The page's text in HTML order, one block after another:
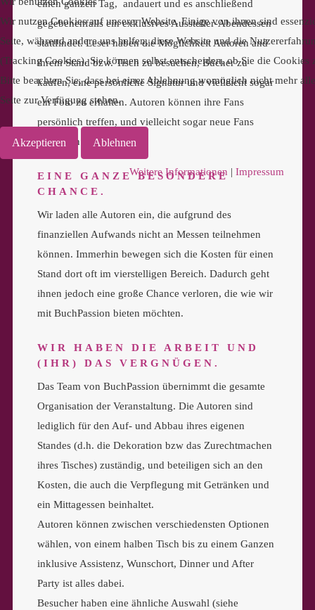
einen ganzen Tag, andauert und es anschließend
gegebenenfalls ein exklusives Aussteller-Abendessen
stattfindet. Leser haben die Möglichkeit Autoren and
ihrem Stand bzw. Tisch zu besuchen, Bücher zu
kaufen, eine persönliche Signatur und vielleicht sogar
ein Foto zu erhalten. Autoren können ihre Fans
persönlich treffen, und vielleicht sogar neue Fans
gewinnen.
EINE GANZE BESONDERE
CHANCE.
Wir laden alle Autoren ein, die aufgrund des
finanziellen Aufwands nicht an Messen teilnehmen
können. Immerhin bewegen sich die Kosten für einen
Stand dort oft im vierstelligen Bereich. Dadurch geht
ihnen jedoch eine große Chance verloren, die wie wir
mit BuchPassion bieten möchten.
WIR HABEN DIE ARBEIT UND
(IHR) DAS VERGNÜGEN.
Das Team von BuchPassion übernimmt die gesamte
Organisation der Veranstaltung. Die Autoren sind
lediglich für den Auf- und Abbau ihres eigenen
Standes (d.h. die Dekoration bzw das Zurechtmachen
ihres Tisches) zuständig, und beteiligen sich an den
Kosten, die auch die Verpflegung mit Getränken und
ein Mittagessen beinhaltet.
Autoren können zwischen verschiedensten Optionen
wählen, von einem halben Tisch bis zu einem Ganzen
inklusive Assistenz, Wunschort, Dinner und After
Party ist alles dabei.
Besucher haben eine ähnliche Auswahl (siehe
Wir nutzen Cookies auf unserer Website. Einige von ihnen sind
Seite, während andere uns helfen, diese Website und die
(Tracking Cookies). Sie können selbst entscheiden, ob Sie die Cookies
Bitte beachten Sie, dass bei einer Ablehnung womöglich nicht mehr
Seite zur Verfügung stehen.
Akzeptieren Ablehnen
Weitere Informationen | Impressum